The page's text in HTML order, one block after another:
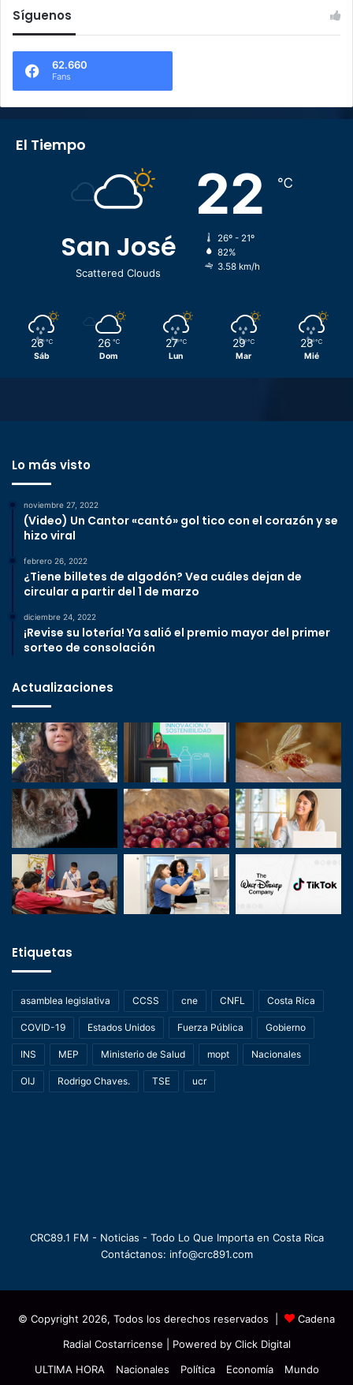
Síguenos
62.660
Fans
El Tiempo
San José
Scattered Clouds
22 ℃
26º - 21º
82%
3.58 km/h
26 ℃
Sáb
26 ℃
Dom
27 ℃
Lun
29 ℃
Mar
28 ℃
Mié
Lo más visto
noviembre 27, 2022
(Video) Un Cantor «cantó» gol tico con el corazón y se
hizo viral
febrero 26, 2022
¿Tiene billetes de algodón? Vea cuáles dejan de
circular a partir del 1 de marzo
diciembre 24, 2022
¡Revise su lotería! Ya salió el premio mayor del primer
sorteo de consolación
Actualizaciones
Etiquetas
asamblea legislativa CCSS cne CNFL Costa Rica
COVID-19 Estados Unidos Fuerza Pública Gobierno
INS MEP Ministerio de Salud mopt Nacionales
OIJ Rodrigo Chaves. TSE ucr
CRC89.1 FM - Noticias - Todo Lo Que Importa en Costa Rica
Contáctanos: info@crc891.com
© Copyright 2026, Todos los derechos reservados |
Cadena
Radial Costarricense | Powered by Click Digital
ULTIMA HORA
Nacionales Política Economía Mundo